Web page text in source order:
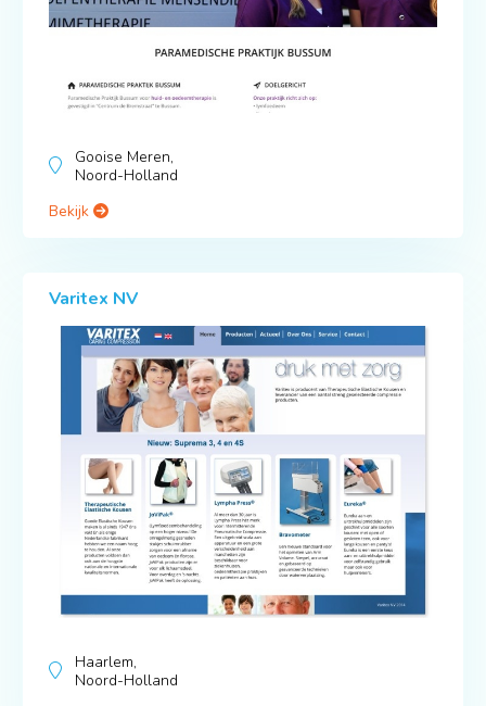
Gooise Meren,
Noord-Holland
Bekijk
Varitex NV
Haarlem,
Noord-Holland